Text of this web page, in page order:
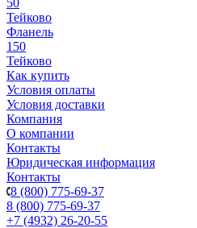
50
Тейково
Фланель
150
Тейково
Как купить
Условия оплаты
Условия доставки
Компания
О компании
Контакты
Юридическая информация
Контакты
8 (800) 775-69-37
8 (800) 775-69-37
+7 (4932) 26-20-55